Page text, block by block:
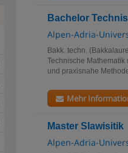
Bachelor
Alpen-Adria-
Bakk. techn.
Technische
und praxisnahe
Mehr
Master Slawisitik
Alpen-Adria-